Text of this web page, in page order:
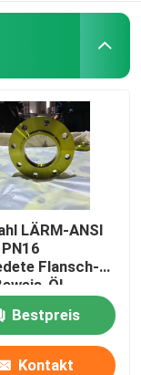
LÄRM-ANSI
Flansch-
Öl,
Bestpreis
Kontakt